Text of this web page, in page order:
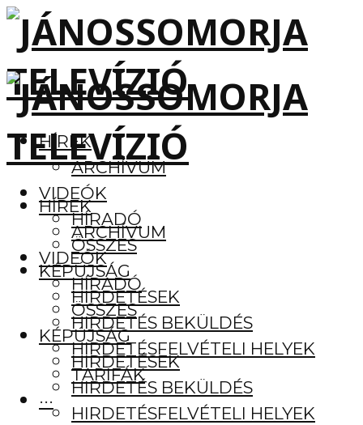
HÍREK
ARCHÍVUM
VIDEÓK
HÍRADÓ
ÖSSZES
KÉPÚJSÁG
HIRDETÉSEK
HIRDETÉS BEKÜLDÉS
HIRDETÉSFELVÉTELI HELYEK
TARIFÁK
···
HÍREK
ARCHÍVUM
VIDEÓK
HÍRADÓ
ÖSSZES
KÉPÚJSÁG
HIRDETÉSEK
HIRDETÉS BEKÜLDÉS
HIRDETÉSFELVÉTELI HELYEK